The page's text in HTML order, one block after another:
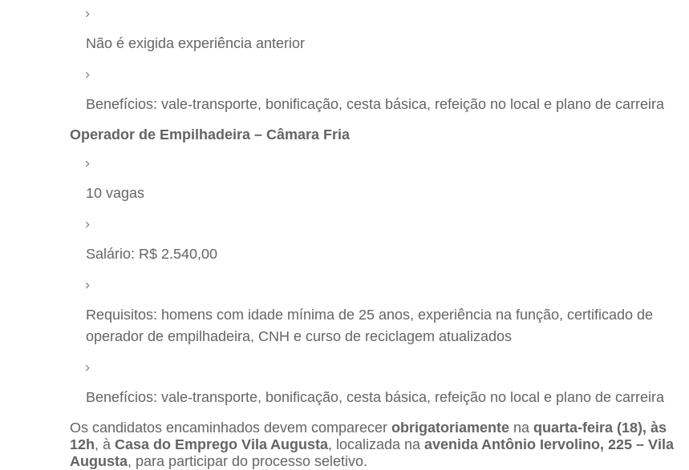
Não é exigida experiência anterior
Benefícios: vale-transporte, bonificação, cesta básica, refeição no local e plano de carreira
Operador de Empilhadeira – Câmara Fria
10 vagas
Salário: R$ 2.540,00
Requisitos: homens com idade mínima de 25 anos, experiência na função, certificado de
operador de empilhadeira, CNH e curso de reciclagem atualizados
Benefícios: vale-transporte, bonificação, cesta básica, refeição no local e plano de carreira
Os candidatos encaminhados devem comparecer obrigatoriamente na quarta-feira (18), às
12h, à Casa do Emprego Vila Augusta, localizada na avenida Antônio Iervolino, 225 – Vila
Augusta, para participar do processo seletivo.